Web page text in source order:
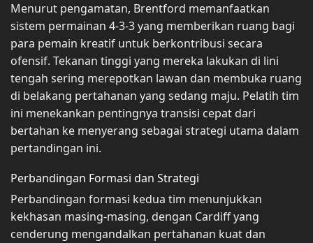
Menurut pengamatan, Brentford memanfaatkan
sistem permainan 4-3-3 yang memberikan ruang bagi
para pemain kreatif untuk berkontribusi secara
ofensif. Tekanan tinggi yang mereka lakukan di lini
tengah sering merepotkan lawan dan membuka ruang
di belakang pertahanan yang sedang maju. Pelatih tim
ini menekankan pentingnya transisi cepat dari
bertahan ke menyerang sebagai strategi utama dalam
pertandingan ini.
Perbandingan Formasi dan Strategi
Perbandingan formasi kedua tim menunjukkan
kekhasan masing-masing, dengan Cardiff yang
cenderung mengandalkan pertahanan kuat dan